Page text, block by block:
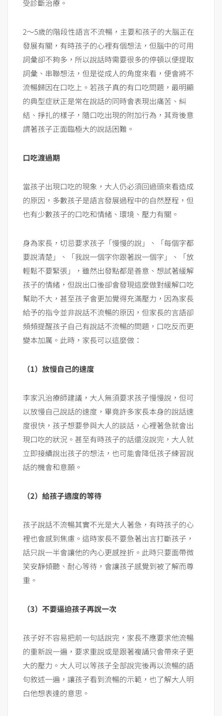
受診斷治療。
2～5歲的階段性語言不流暢，主要和孩子的大腦正在
發展有關，有時孩子的心裡有個想法，但腦中的可用
詞彙卻不夠多，所以說話時需要很多的停頓以便提取
詞彙、串聯想法，但是從成人的角度來看，便會將不
流暢歸因在口吃上。若孩子真的有口吃問題，最明顯
的典型症狀正是常在說話的同時會表現出痛苦、糾
結、掙扎的樣子，隨口吃出現的附加行為，其背後意
謂著孩子正面臨極大的說話困難。
口吃渡過期
當孩子出現口吃的現象，大人仍必須回過頭來看造成
的原因，多數孩子是語言發展過程中的自然歷程，但
也有少數孩子的口吃和情緒、環境、壓力有關。
身為家長，切忌要求孩子「慢慢的說」、「每個字都
要說清楚」、「我說一個字你跟著說一個字」、「放
輕鬆不要緊張」，雖然出發點都是善意、想試著緩解
孩子的情緒，但說出口後卻會發現這麼做對緩解口吃
幫助不大，甚至孩子會更加覺得充滿壓力，因為家長
給予的指令並非說話不流暢的原因，但家長的言語卻
頻頻提醒孩子自己有說話不流暢的問題，口吃反而更
變本加厲。此時，家長可以這麼做：
（1）放慢自己的速度
李家汎治療師建議，大人無須要求孩子慢慢說，但可
以放慢自己說話的速度，畢竟許多家長本身的說話速
度很快，孩子想要參與大人的談話，心裡著急就會出
現口吃的狀況。甚至有時孩子的話還沒說完，大人就
立即接續說出孩子的想法，也可能會降低孩子練習說
話的機會和意願。
（2）給孩子適度的等待
孩子說話不流暢其實不光是大人著急，有時孩子的心
裡也會感到焦慮。這時家長不要急著出言打斷孩子，
話只說一半會讓他的內心更感挫折。此時只要面帶微
笑安靜傾聽、耐心等待，會讓孩子感覺到被了解而尊
重。
（3）不要逼迫孩子再說一次
孩子好不容易把前一句話說完，家長不應要求他流暢
的重新說一遍，要求重說或是跟著複誦只會帶來子更
大的壓力。大人可以等孩子全部說完後再以流暢的語
句敘述一遍，讓孩子看到流暢的示範，也了解大人明
白他想表達的意思。